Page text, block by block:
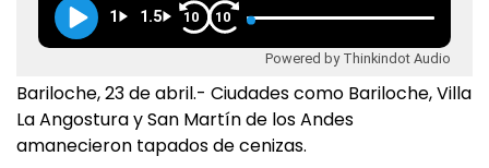
1 1.5 10 10
Powered by Thinkindot Audio
Bariloche, 23 de abril.- Ciudades como Bariloche, Villa
La Angostura y San Martín de los Andes
amanecieron tapados de cenizas.